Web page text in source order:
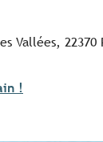
Vallées,
!
aux favoris